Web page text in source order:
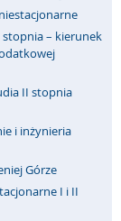
– kierunek
II stopnia
i inżynieria
Górze
I i II